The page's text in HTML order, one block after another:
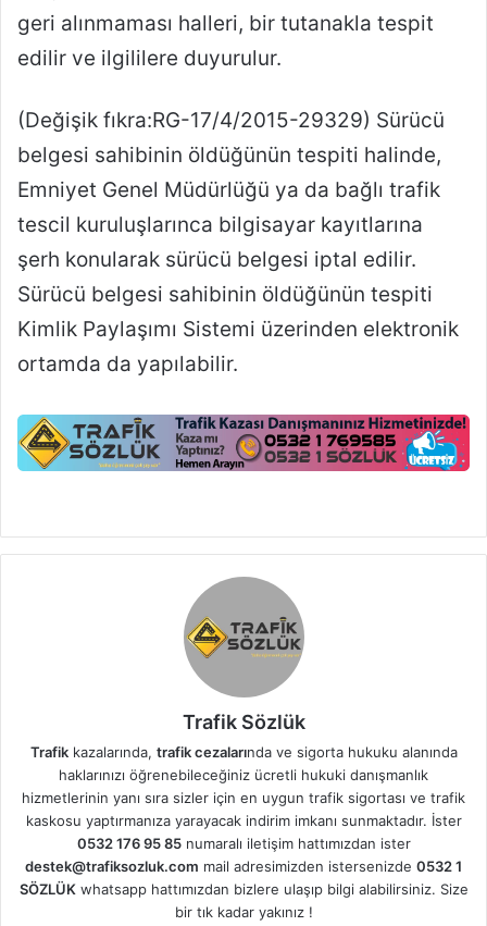
geri alınmaması halleri, bir tutanakla tespit
edilir ve ilgililere duyurulur.
(Değişik fıkra:RG-17/4/2015-29329) Sürücü
belgesi sahibinin öldüğünün tespiti halinde,
Emniyet Genel Müdürlüğü ya da bağlı trafik
tescil kuruluşlarınca bilgisayar kayıtlarına
şerh konularak sürücü belgesi iptal edilir.
Sürücü belgesi sahibinin öldüğünün tespiti
Kimlik Paylaşımı Sistemi üzerinden elektronik
ortamda da yapılabilir.
Trafik Sözlük
Trafikkazalarında, trafik cezalarında ve sigorta hukuku alanında
haklarınızı öğrenebileceğiniz ücretli hukuki danışmanlık
hizmetlerinin yanı sıra sizler için en uygun trafik sigortası ve trafik
kaskosu yaptırmanıza yarayacak indirim imkanı sunmaktadır. İster
0532 176 95 85numaralı iletişim hattımızdan ister
destek@trafiksozluk.com mail adresimizden istersenizde 0532 1
SÖZLÜKwhatsapp hattımızdan bizlere ulaşıp bilgi alabilirsiniz. Size
bir tık kadar yakınız !